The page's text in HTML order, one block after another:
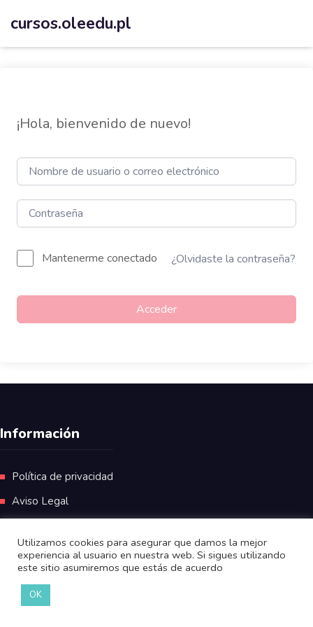
cursos.oleedu.pl
¡Hola, bienvenido de nuevo!
Mantenerme conectado ¿Olvidaste la contraseña?
Acceder
Información
Política de privacidad
Aviso Legal
Utilizamos cookies para asegurar que damos la mejor
experiencia al usuario en nuestra web. Si sigues utilizando
este sitio asumiremos que estás de acuerdo
OK